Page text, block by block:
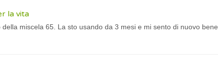
la vita
miscela 65. La sto usando da 3 mesi e mi sento di nuovo bene.